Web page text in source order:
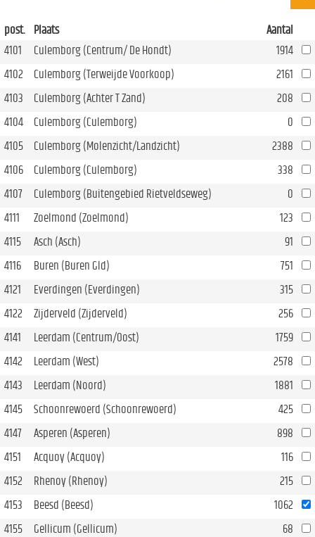
post. Plaats
Aantal
4101
Culemborg (Centrum/ De Hondt)
1914
4102
Culemborg (Terweijde Voorkoop)
2161
4103
Culemborg (Achter T Zand)
208
4104
Culemborg (Culemborg)
0
4105
Culemborg (Molenzicht/Landzicht)
2388
4106
Culemborg (Culemborg)
338
4107
Culemborg (Buitengebied Rietveldseweg)
0
4111
Zoelmond (Zoelmond)
123
4115
Asch (Asch)
91
4116
Buren (Buren Gld)
751
4121
Everdingen (Everdingen)
315
4122
Zijderveld (Zijderveld)
256
4141
Leerdam (Centrum/Oost)
1759
4142
Leerdam (West)
2578
4143
Leerdam (Noord)
1881
4145
Schoonrewoerd (Schoonrewoerd)
425
4147
Asperen (Asperen)
898
4151
Acquoy (Acquoy)
116
4152
Rhenoy (Rhenoy)
215
4153
Beesd (Beesd)
1062
4155
Gellicum (Gellicum) 68